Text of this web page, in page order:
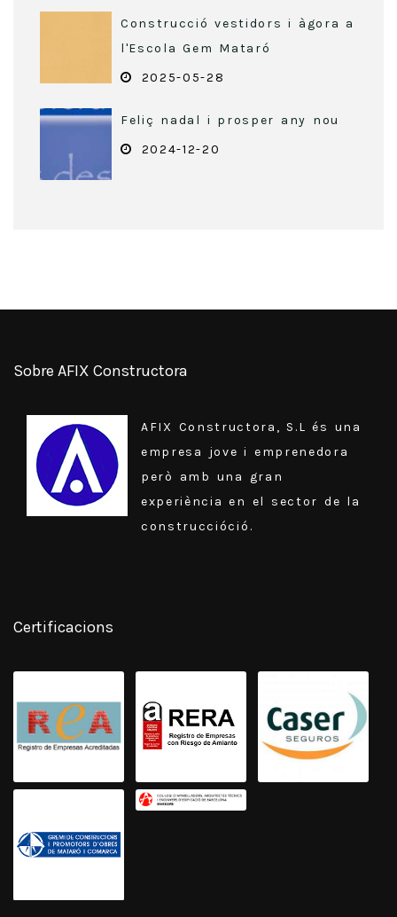
Construcció vestidors i àgora a
l'Escola Gem Mataró
2025-05-28
Feliç nadal i prosper any nou
2024-12-20
Sobre AFIX Constructora
AFIX Constructora, S.L és una
empresa jove i emprenedora
però amb una gran
experiència en el sector de la
construccióció.
Certificacions